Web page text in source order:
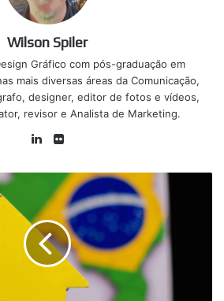
Wilson Spiler
Gráfico com pós-graduação em
mais diversas áreas da Comunicação,
designer, editor de fotos e vídeos,
revisor e Analista de Marketing.
Linkedin